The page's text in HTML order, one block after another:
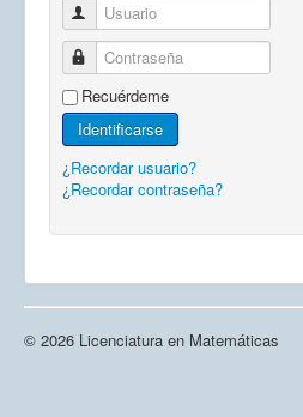
Usuario
Contraseña
Recuérdeme
Identificarse
¿Recordar usuario?
¿Recordar contraseña?
© 2026 Licenciatura en Matemáticas